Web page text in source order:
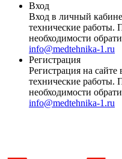
Вход
Вход в личный
технические работы.
необходимости
info@medtehnika-1.ru
Регистрация
Регистрация на
технические работы.
необходимости
info@medtehnika-1.ru